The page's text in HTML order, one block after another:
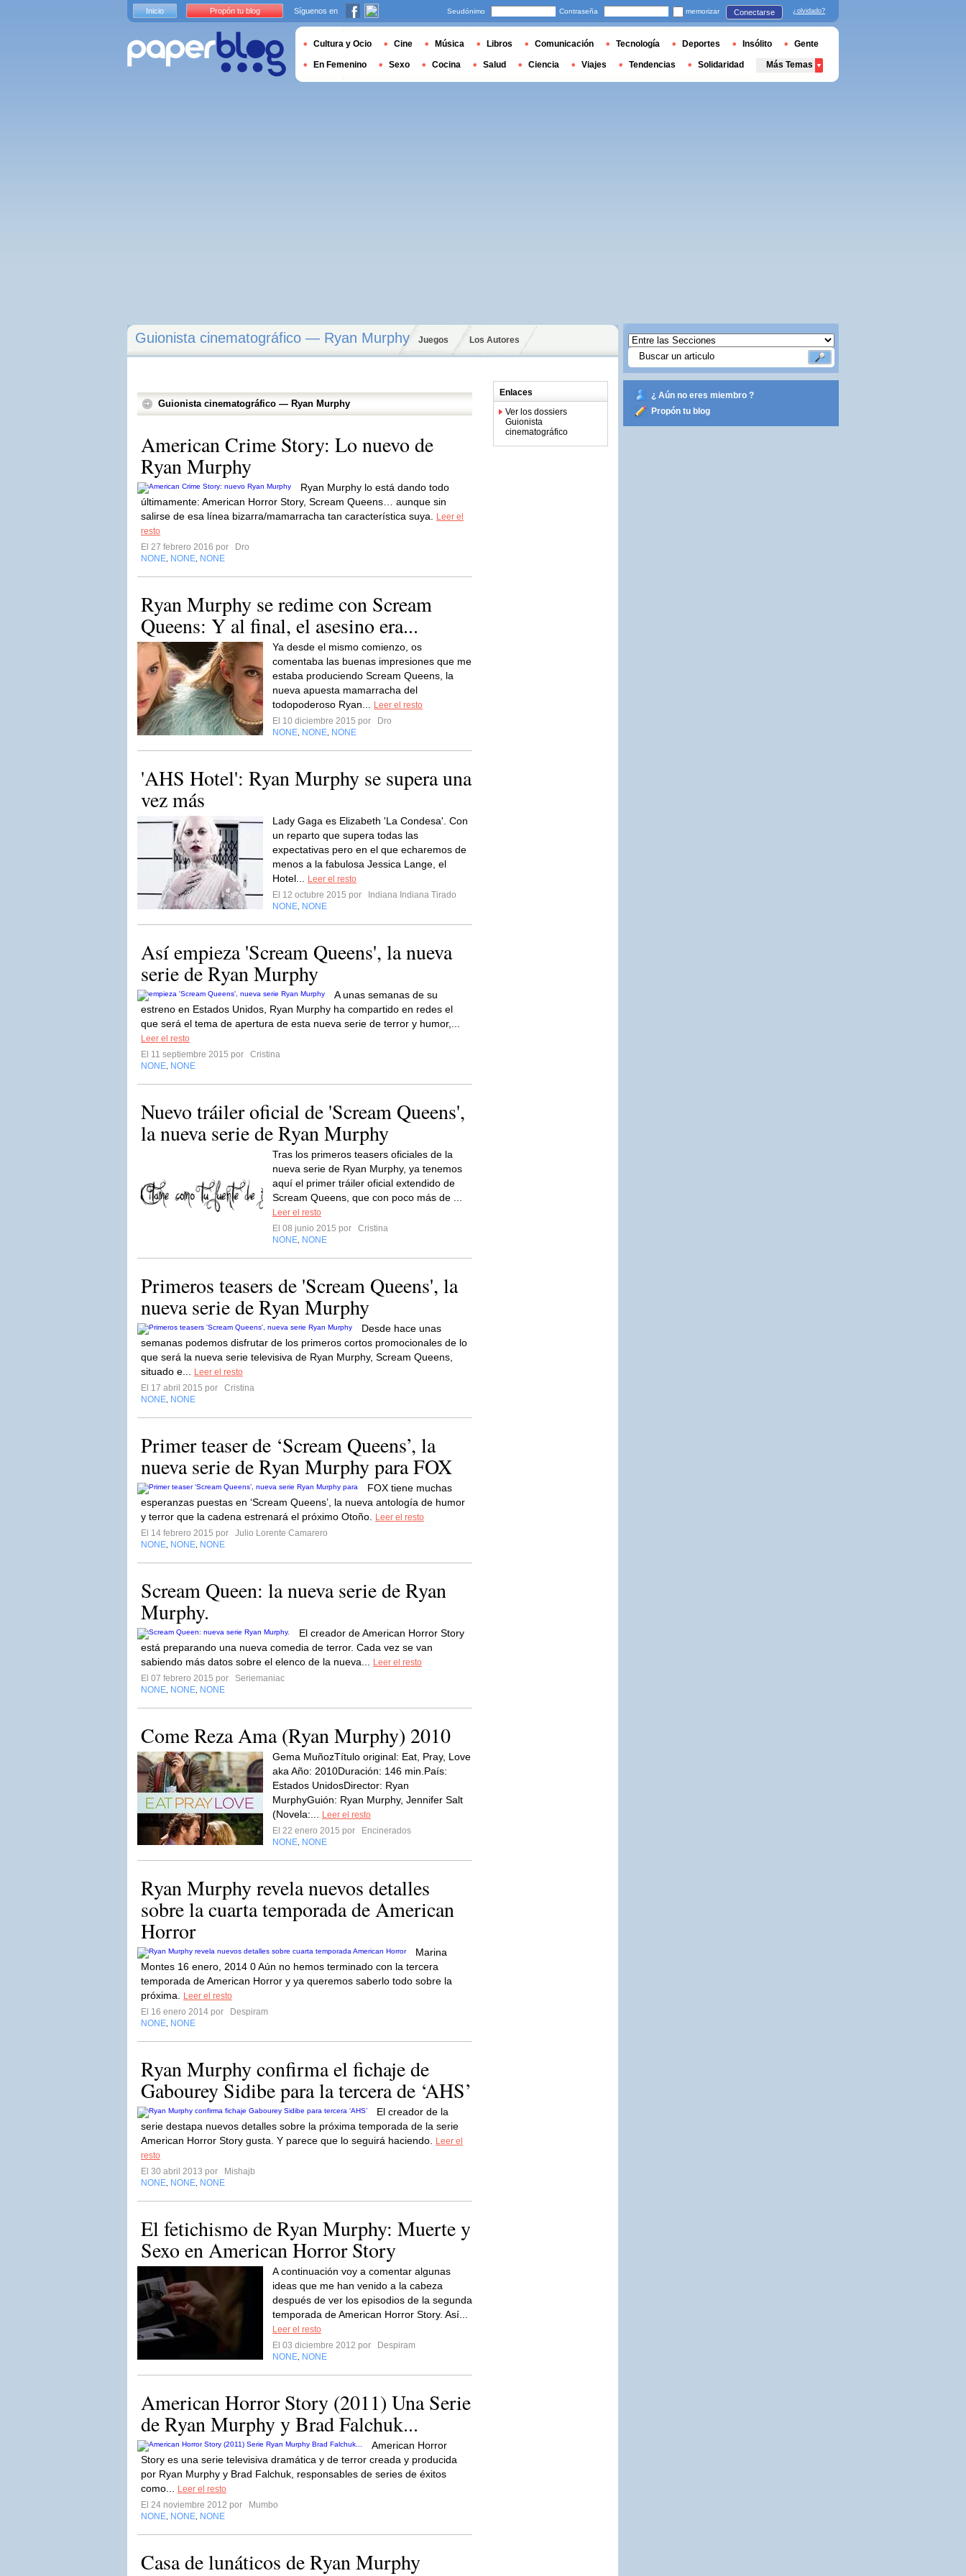
Guionista cinematográfico — Ryan Murphy Juegos Los Autores
Guionista cinematográfico — Ryan Murphy
American Crime Story: Lo nuevo de
Ryan Murphy
Ryan Murphy lo está dando todo
últimamente: American Horror Story, Scream Queens… aunque sin
salirse de esa línea bizarra/mamarracha tan característica suya.
Leer el
resto
El 27 febrero 2016 por
Dro
NONE NONE NONE
Ryan Murphy se redime con Scream
Queens: Y al final, el asesino era...
Ya desde el mismo comienzo, os
comentaba las buenas impresiones que me
estaba produciendo Scream Queens, la
nueva apuesta mamarracha del
todopoderoso Ryan...
Leer el resto
El 10 diciembre 2015 por
Dro
NONE NONE NONE
'AHS Hotel': Ryan Murphy se supera una
vez más
Lady Gaga es Elizabeth 'La Condesa'. Con
un reparto que supera todas las
expectativas pero en el que echaremos de
menos a la fabulosa Jessica Lange, el
Hotel...
Leer el resto
El 12 octubre 2015 por
Indiana Indiana Tirado
NONE NONE
Así empieza 'Scream Queens', la nueva
serie de Ryan Murphy
A unas semanas de su
estreno en Estados Unidos, Ryan Murphy ha compartido en redes el
que será el tema de apertura de esta nueva serie de terror y humor,...
Leer el resto
El 11 septiembre 2015 por
Cristina
NONE NONE
Nuevo tráiler oficial de 'Scream Queens',
la nueva serie de Ryan Murphy
Tras los primeros teasers oficiales de la
nueva serie de Ryan Murphy, ya tenemos
aquí el primer tráiler oficial extendido de
Scream Queens, que con poco más de ...
Leer el resto
El 08 junio 2015 por
Cristina
NONE NONE
Primeros teasers de 'Scream Queens', la
nueva serie de Ryan Murphy
Desde hace unas
semanas podemos disfrutar de los primeros cortos promocionales de lo
que será la nueva serie televisiva de Ryan Murphy, Scream Queens,
situado e...
Leer el resto
El 17 abril 2015 por
Cristina
NONE NONE
Primer teaser de ‘Scream Queens’, la
nueva serie de Ryan Murphy para FOX
FOX tiene muchas
esperanzas puestas en ‘Scream Queens’, la nueva antología de humor
y terror que la cadena estrenará el próximo Otoño.
Leer el resto
El 14 febrero 2015 por
Julio Lorente Camarero
NONE NONE NONE
Scream Queen: la nueva serie de Ryan
Murphy.
El creador de American Horror Story
está preparando una nueva comedia de terror. Cada vez se van
sabiendo más datos sobre el elenco de la nueva...
Leer el resto
El 07 febrero 2015 por
Seriemaniac
NONE NONE NONE
Come Reza Ama (Ryan Murphy) 2010
Gema MuñozTítulo original: Eat, Pray, Love
aka Año: 2010Duración: 146 min.País:
Estados UnidosDirector: Ryan
MurphyGuión: Ryan Murphy, Jennifer Salt
(Novela:...
Leer el resto
El 22 enero 2015 por
Encinerados
NONE NONE
Ryan Murphy revela nuevos detalles
sobre la cuarta temporada de American
Horror
Marina
Montes 16 enero, 2014 0 Aún no hemos terminado con la tercera
temporada de American Horror y ya queremos saberlo todo sobre la
próxima.
Leer el resto
El 16 enero 2014 por
Despiram
NONE NONE
Ryan Murphy confirma el fichaje de
Gabourey Sidibe para la tercera de ‘AHS’
El creador de la
serie destapa nuevos detalles sobre la próxima temporada de la serie
American Horror Story gusta. Y parece que lo seguirá haciendo.
Leer el
resto
El 30 abril 2013 por
Mishajb
NONE NONE NONE
El fetichismo de Ryan Murphy: Muerte y
Sexo en American Horror Story
A continuación voy a comentar algunas
ideas que me han venido a la cabeza
después de ver los episodios de la segunda
temporada de American Horror Story. Así...
Leer el resto
El 03 diciembre 2012 por
Despiram
NONE NONE
American Horror Story (2011) Una Serie
de Ryan Murphy y Brad Falchuk...
American Horror
Story es una serie televisiva dramática y de terror creada y producida
por Ryan Murphy y Brad Falchuk, responsables de series de éxitos
como...
Leer el resto
El 24 noviembre 2012 por
Mumbo
NONE NONE NONE
Casa de lunáticos de Ryan Murphy
Enlaces
Ver los dossiers
Guionista
cinematográfico
¿ Aún no eres miembro ?
Propón tu blog
Inicio Propón tu blog Síguenos en Seudónimo Contraseña memorizar Conectarse ¿olvidado?
Cultura y Ocio Cine Música Libros Comunicación Tecnología Deportes Insólito Gente
En Femenino Sexo Cocina Salud Ciencia Viajes Tendencias Solidaridad Más Temas